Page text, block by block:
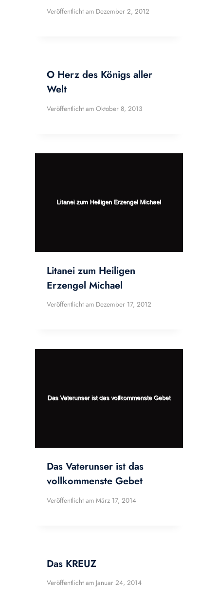
Veröffentlicht am Dezember 2, 2012
O Herz des Königs aller
Welt
Veröffentlicht am Oktober 8, 2013
Litanei zum Heiligen
Erzengel Michael
Veröffentlicht am Dezember 17, 2012
Das Vaterunser ist das
vollkommenste Gebet
Veröffentlicht am März 17, 2014
Das KREUZ
Veröffentlicht am Januar 24, 2014